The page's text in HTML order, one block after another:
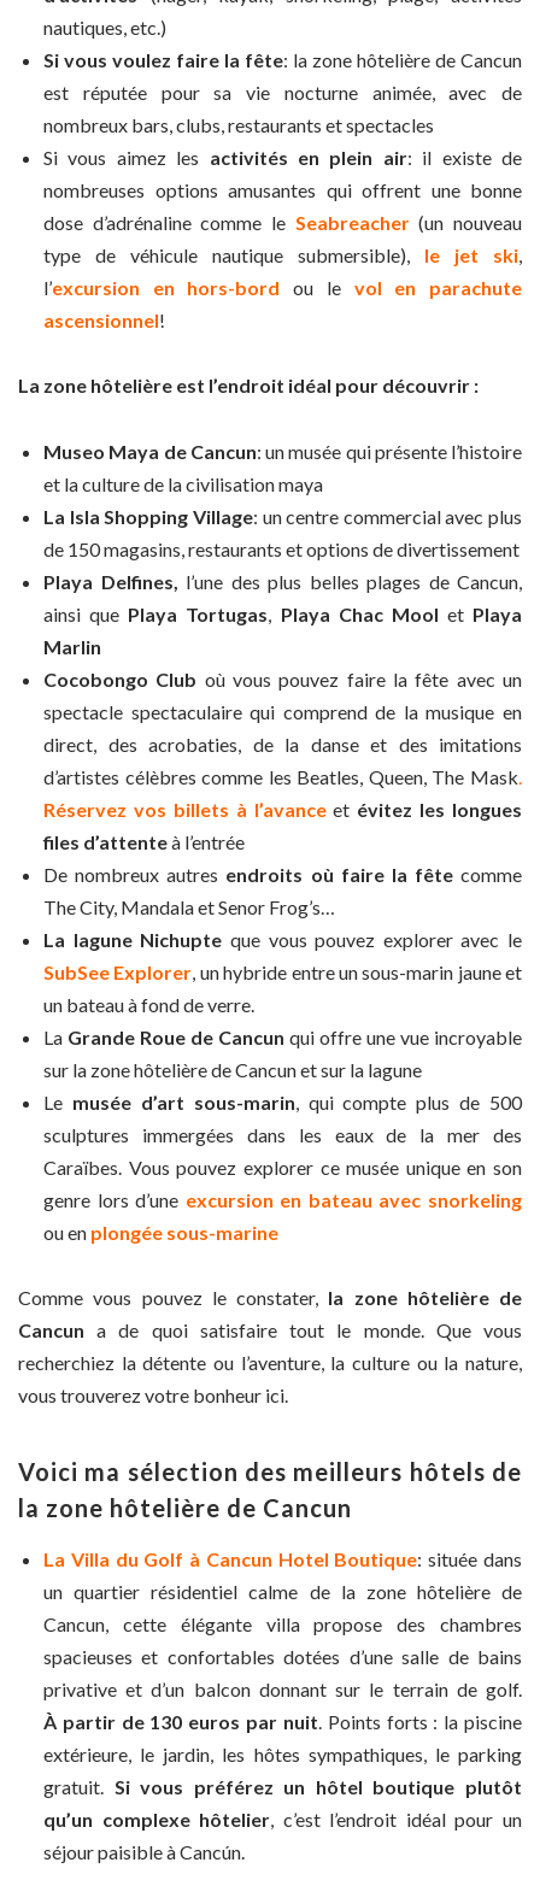
nautiques, etc.)
Si vous voulez faire la fête: la zone hôtelière de Cancun
est réputée pour sa vie nocturne animée, avec de
nombreux bars, clubs, restaurants et spectacles
Si vous aimez les activités en plein air: il existe de
nombreuses options amusantes qui offrent une bonne
dose d’adrénaline comme le Seabreacher (un nouveau
type de véhicule nautique submersible), le jet ski
l’excursion en hors-bord ou le vol en parachute
ascensionnel!
La zone hôtelière est l’endroit idéal pour découvrir :
Museo Maya de Cancun: un musée qui présente l’histoire
et la culture de la civilisation maya
La Isla Shopping Village: un centre commercial avec plus
de 150 magasins, restaurants et options de divertissement
Playa Delfines,
l’une des plus belles plages de Cancun,
ainsi que Playa Tortugas Playa Chac Mool etPlaya
Marlin
Cocobongo Club où vous pouvez faire la fête avec un
spectacle spectaculaire qui comprend de la musique en
direct, des acrobaties, de la danse et des imitations
d’artistes célèbres comme les Beatles, Queen, The Mask
Réservez vos billets à l’avanceet évitez les longues
files d’attenteà l’entrée
De nombreux autres endroits où faire la fêtecomme
The City, Mandala et Senor Frog’s…
La lagune Nichupte que vous pouvez explorer avec le
SubSee Explorer , un hybride entre un sous-marin jaune et
un bateau à fond de verre.
La Grande Roue de Cancun qui offre une vue incroyable
sur la zone hôtelière de Cancun et sur la lagune
Le musée d’art sous-marin , qui compte plus de 500
sculptures immergées dans les eaux de la mer des
Caraïbes. Vous pouvez explorer ce musée unique en son
genre lors d’une excursion en bateau avec snorkeling
ou en plongée sous-marine
Comme vous pouvez le constater, la zone hôtelière de
Cancun a de quoi satisfaire tout le monde. Que vous
recherchiez la détente ou l’aventure, la culture ou la nature,
vous trouverez votre bonheur ici.
Voici ma sélection des meilleurs hôtels de
la zone hôtelière de Cancun
La Villa du Golf à Cancun Hotel Boutique: située dans
un quartier résidentiel calme de la zone hôtelière de
Cancun, cette élégante villa propose des chambres
spacieuses et confortables dotées d’une salle de bains
privative et d’un balcon donnant sur le terrain de golf.
À partir de 130 euros par nuit. Points forts : la piscine
extérieure, le jardin, les hôtes sympathiques, le parking
gratuit. Si vous préférez un hôtel boutique plutôt
qu’un complexe hôtelier, c’est l’endroit idéal pour un
séjour paisible à Cancún.